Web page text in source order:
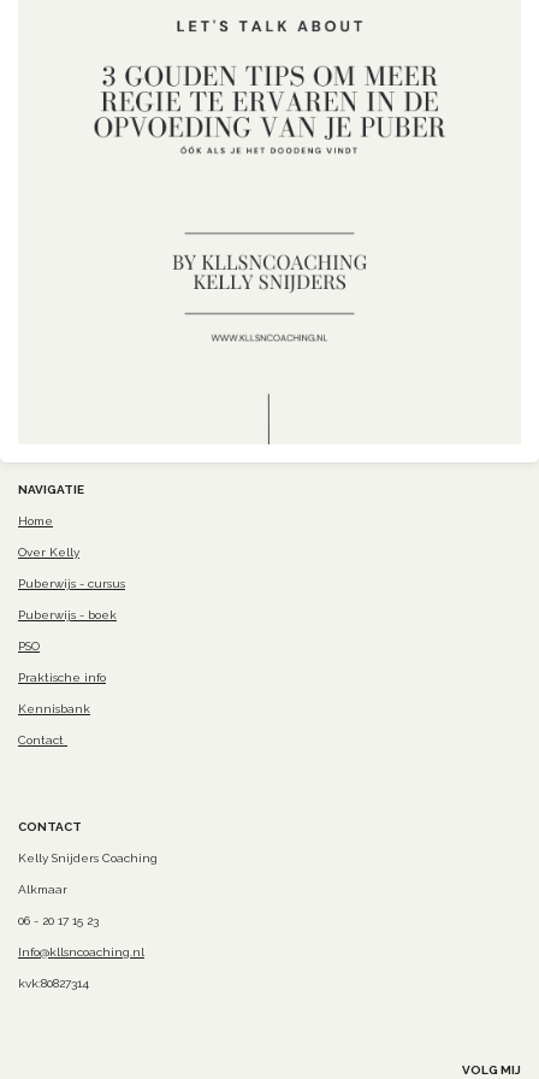
NAVIGATIE
Home
Over Kelly
Puberwijs - cursus
Puberwijs - boek
PSO
Praktische info
Kennisbank
Contact
CONTACT
Kelly Snijders Coaching
Alkmaar
06 - 20 17 15 23
Info@kllsncoaching.nl
kvk:80827314
VOLG MIJ